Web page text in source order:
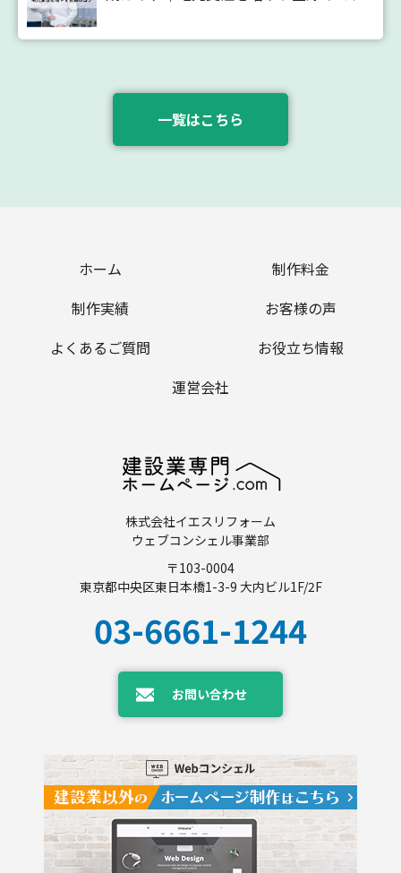
一覧はこちら
ホーム
制作料金
制作実績
お客様の声
よくあるご質問
お役立ち情報
運営会社
株式会社イエスリフォーム
ウェブコンシェル事業部
〒103-0004
東京都中央区東日本橋1-3-9 大内ビル1F/2F
03-6661-1244
お問い合わせ